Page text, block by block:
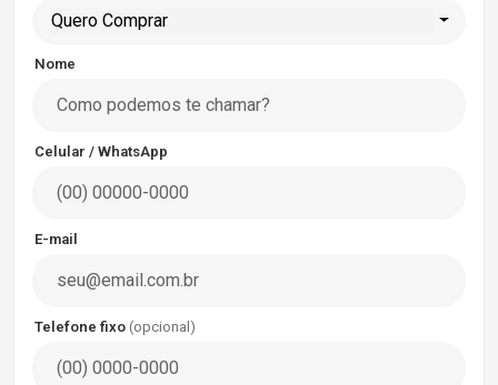
Quero Comprar
Nome
Celular / WhatsApp
E-mail
Telefone fixo (opcional)